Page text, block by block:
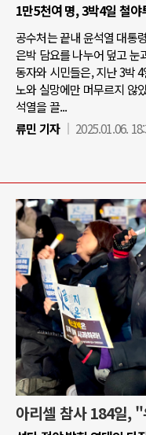
1만5천여 명, 3박4일 철
공수처는 끝내 윤석열 대통
은박 담요를 나누어 덮고 눈
동자와 시민들은, 지난 3박
노와 실망에만 머무르지 않
석열을 끌...
류민 기자
2025.01.06.
아리셀 참사 184일,